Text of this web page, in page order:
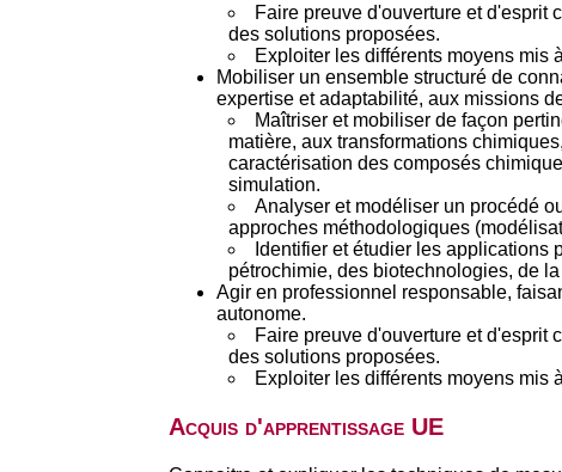
Faire preuve d'ouverture et d'esprit
des solutions proposées.
Exploiter les différents moyens mis
Mobiliser un ensemble structuré de
expertise et adaptabilité, aux missions
Maîtriser et mobiliser de façon
matière, aux transformations
caractérisation des composés
simulation.
Analyser et modéliser un procédé
approches méthodologiques
Identifier et étudier les
pétrochimie, des biotechnologies, de
Agir en professionnel responsable,
autonome.
Faire preuve d'ouverture et d'esprit
des solutions proposées.
Exploiter les différents moyens mis
Acquis d'apprentissage UE